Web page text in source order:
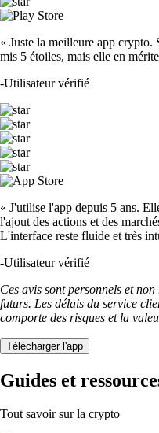
« Juste la meilleure app
mis 5 étoiles, mais elle en
-Utilisateur vérifié
« J'utilise l'app depuis 5 ans.
l'ajout des actions et des
L'interface reste fluide et très
-Utilisateur vérifié
Ces avis sont personnels et
futurs. Les délais du service
comporte des risques et la
Télécharger l'app
Guides et
Tout savoir sur la crypto